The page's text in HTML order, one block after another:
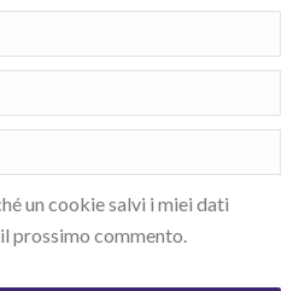
un cookie salvi i miei dati
prossimo commento.